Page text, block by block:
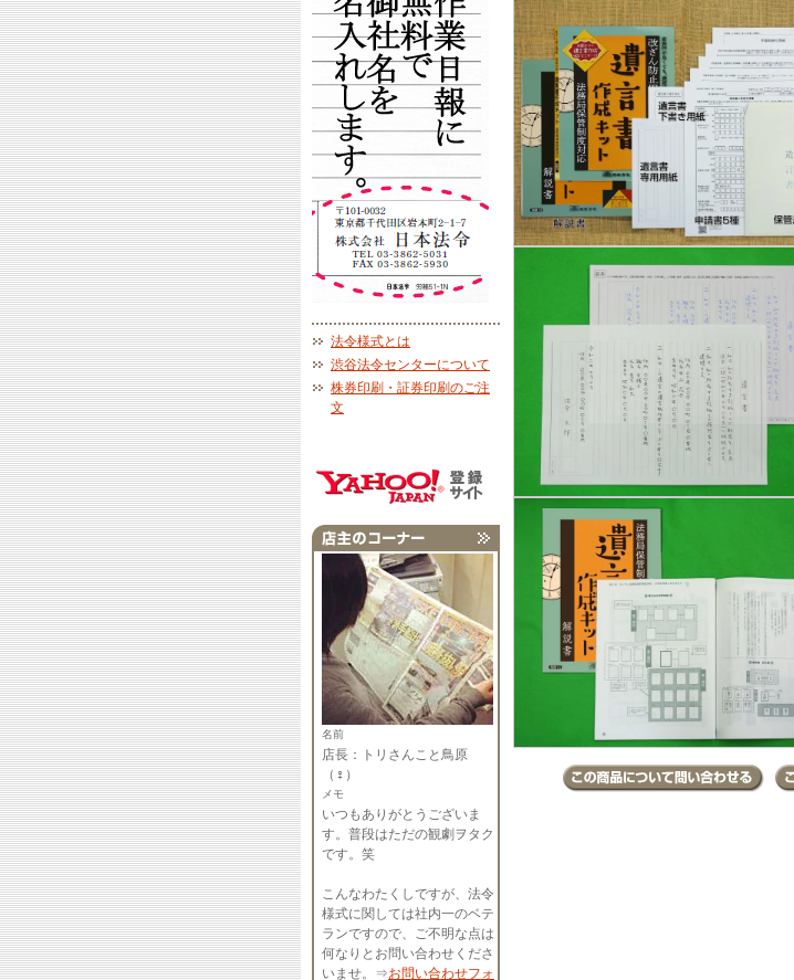
法令様式とは
渋谷法令センターについて
株券印刷・証券印刷のご注
文
名前
店長：トリさんこと鳥原
（♀）
メモ
いつもありがとうございま
す。普段はただの観劇ヲタク
です。笑
こんなわたくしですが、法令
様式に関しては社内一のベテ
ランですので、ご不明な点は
何なりとお問い合わせくださ
いませ。⇒お問い合わせフォ